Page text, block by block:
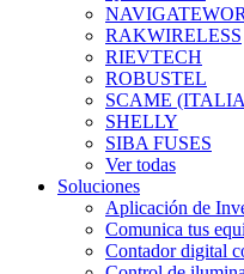
RAKWIRELESS
RIEVTECH
ROBUSTEL
SCAME
SHELLY
SIBA FUSES
Ver todas
Soluciones
Aplicación de
Comunica tus
Contador digital